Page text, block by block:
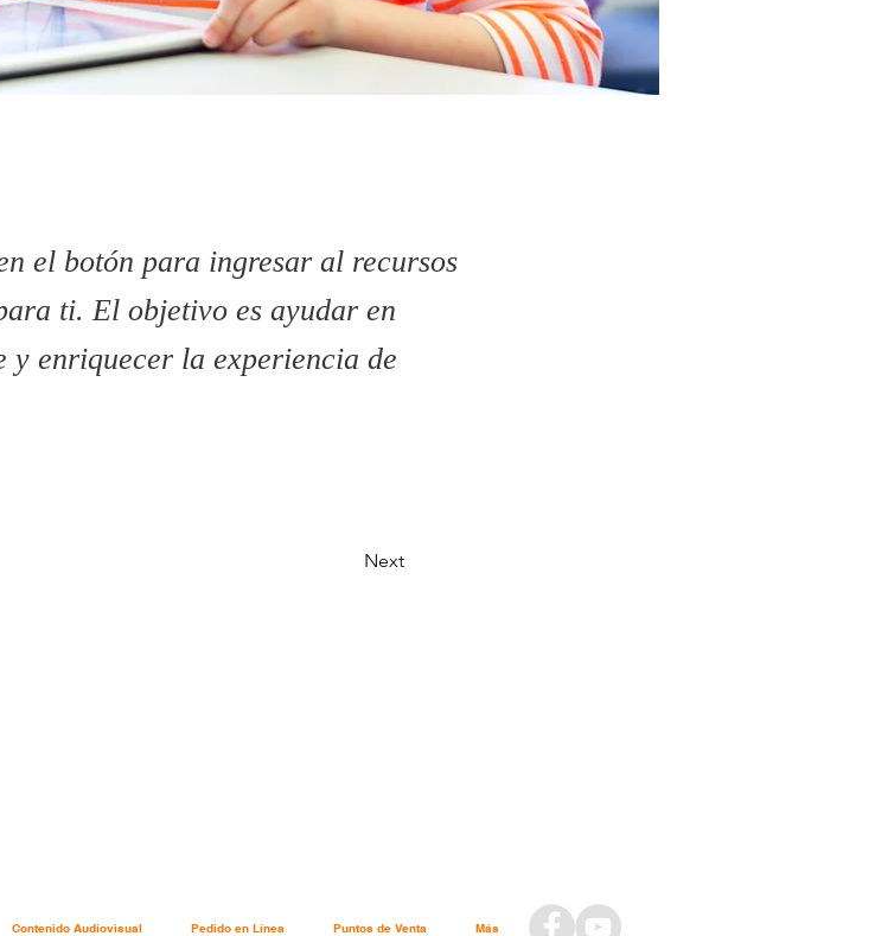
el botón para ingresar al recursos
ti. El objetivo es ayudar en
y enriquecer la experiencia de
Next
Contenido Audiovisual Pedido en Línea Puntos de Venta Más